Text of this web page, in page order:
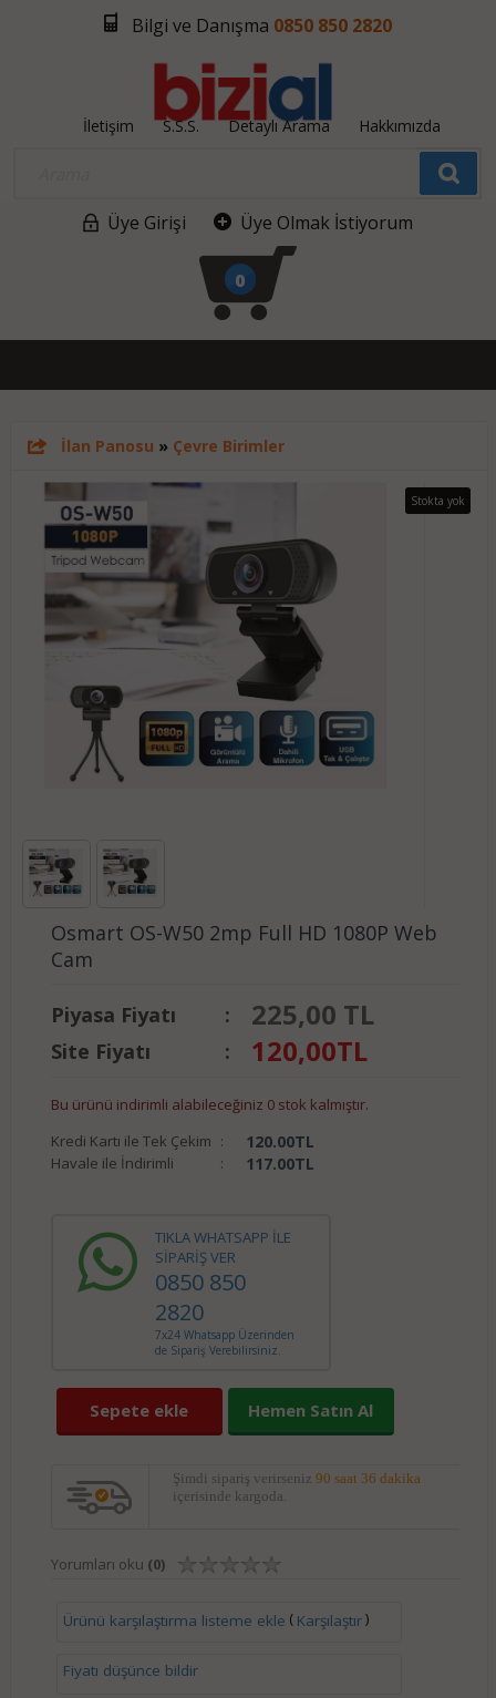
Bilgi ve Danışma 0850 850 2820
İletişim S.S.S. Detaylı Arama Hakkımızda
Üye Girişi Üye Olmak İstiyorum
0
İlan Panosu » Çevre Birimler
Stokta yok
Osmart OS-W50 2mp Full HD 1080P Web
Cam
Piyasa Fiyatı : 225,00 TL
Site Fiyatı : 120,00TL
Bu ürünü indirimli alabileceğiniz 0 stok kalmıştır.
Kredi Kartı ile Tek Çekim : 120.00TL
Havale ile İndirimli : 117.00TL
TIKLA WHATSAPP İLE
SİPARİŞ VER
0850 850
2820
7x24 Whatsapp Üzerinden
de Sipariş Verebilirsiniz.
Sepete ekle Hemen Satın Al
Şimdi sipariş verirseniz 90 saat 36 dakika
içerisinde kargoda.
Yorumları oku (0)
Ürünü karşılaştırma listeme ekle ( Karşılaştır)
Fiyatı düşünce bildir